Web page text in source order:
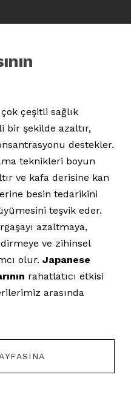
çok çeşitli sağlık
bir şekilde azaltır,
destekler.
teknikleri boyun
ve kafa derisine kan
besin tedarikini
teşvik eder.
azaltmaya,
ve zihinsel
olur. Japanese
rahatlatıcı etkisi
arasında